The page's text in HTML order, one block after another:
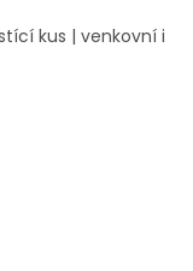
kus | venkovní i